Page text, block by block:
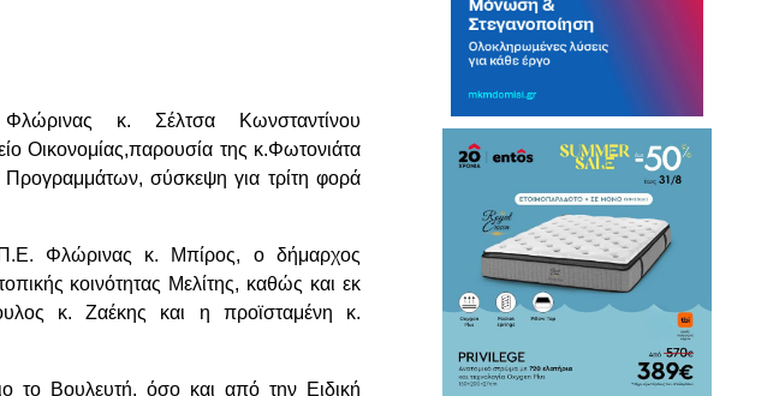
κ. Σέλτσα Κωνσταντίνου
Οικονομίας,παρουσία της κ.Φωτονιάτα
σύσκεψη για τρίτη φορά
Π.Ε. Φλώρινας κ. Μπίρος, ο δήμαρχος
κοινότητας Μελίτης, καθώς και εκ
κ. Ζαέκης και η προϊσταμένη κ.
το Βουλευτή, όσο και από την Ειδική